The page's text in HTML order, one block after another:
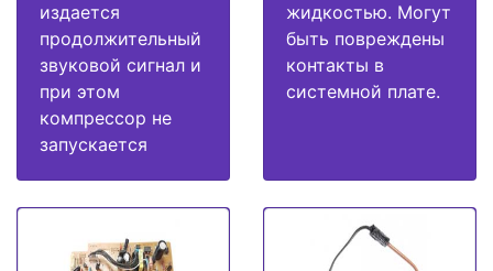
издается
продолжительный
звуковой сигнал и
при этом
компрессор не
запускается
жидкостью. Могут
быть повреждены
контакты в
системной плате.